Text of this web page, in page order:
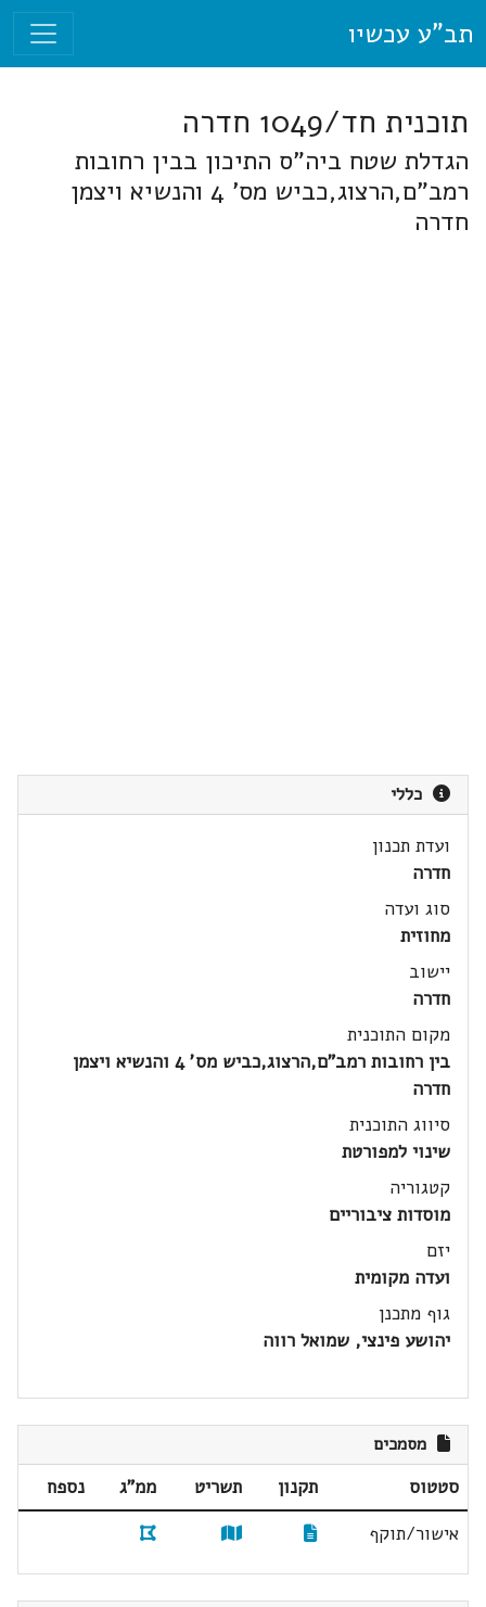
תב"ע עכשיו
תוכנית חד/1049 חדרה
הגדלת שטח ביה"ס התיכון בבין רחובות
רמב"ם,הרצוג,כביש מס' 4 והנשיא ויצמן
חדרה
כללי
ועדת תכנון
חדרה
סוג ועדה
מחוזית
יישוב
חדרה
מקום התוכנית
בין רחובות רמב"ם,הרצוג,כביש מס' 4 והנשיא ויצמן
חדרה
סיווג התוכנית
שינוי למפורטת
קטגוריה
מוסדות ציבוריים
יזם
ועדה מקומית
גוף מתכנן
יהושע פינצי, שמואל רווה
מסמכים
סטטוס תקנון תשריט ממ"ג
נספח
אישור/תוקף